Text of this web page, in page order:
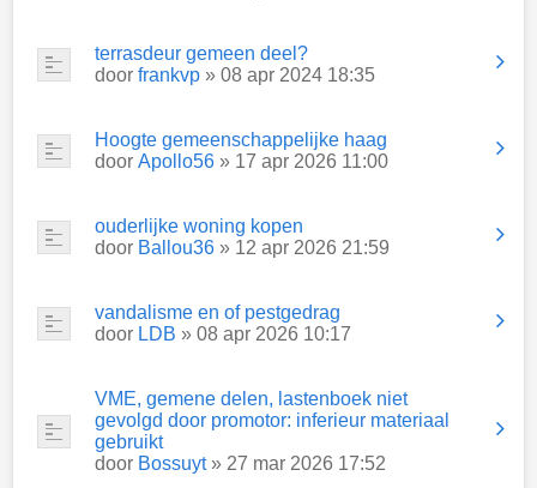
terrasdeur gemeen deel?
door frankvp » 08 apr 2024 18:35
Hoogte gemeenschappelijke haag
door Apollo56 » 17 apr 2026 11:00
ouderlijke woning kopen
door Ballou36 » 12 apr 2026 21:59
vandalisme en of pestgedrag
door LDB » 08 apr 2026 10:17
VME, gemene delen, lastenboek niet
gevolgd door promotor: inferieur materiaal
gebruikt
door Bossuyt» 27 mar 2026 17:52